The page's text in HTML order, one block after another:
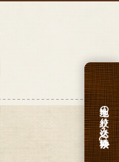
生地の絞り込み検索